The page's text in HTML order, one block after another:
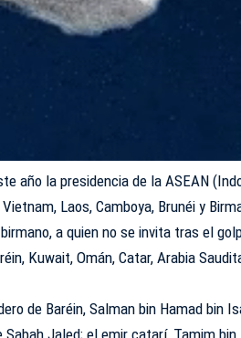
año la presidencia de la ASEAN
Laos, Camboya, Brunéi y
a quien no se invita tras el
Kuwait, Omán, Catar, Arabia
de Baréin, Salman bin Hamad bin
Sabah Jaled; el emir catarí, Tamim